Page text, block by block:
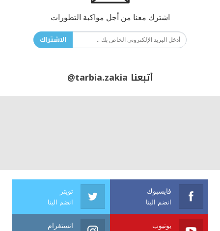
اشترك معنا من أجل مواكبة التطورات
الاشتراك
أتبعنا @tarbia.zakia
فايسبوك
انضم الينا
تويتر
انضم الينا
يوتيوب انستغرام